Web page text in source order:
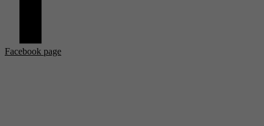
Facebook page